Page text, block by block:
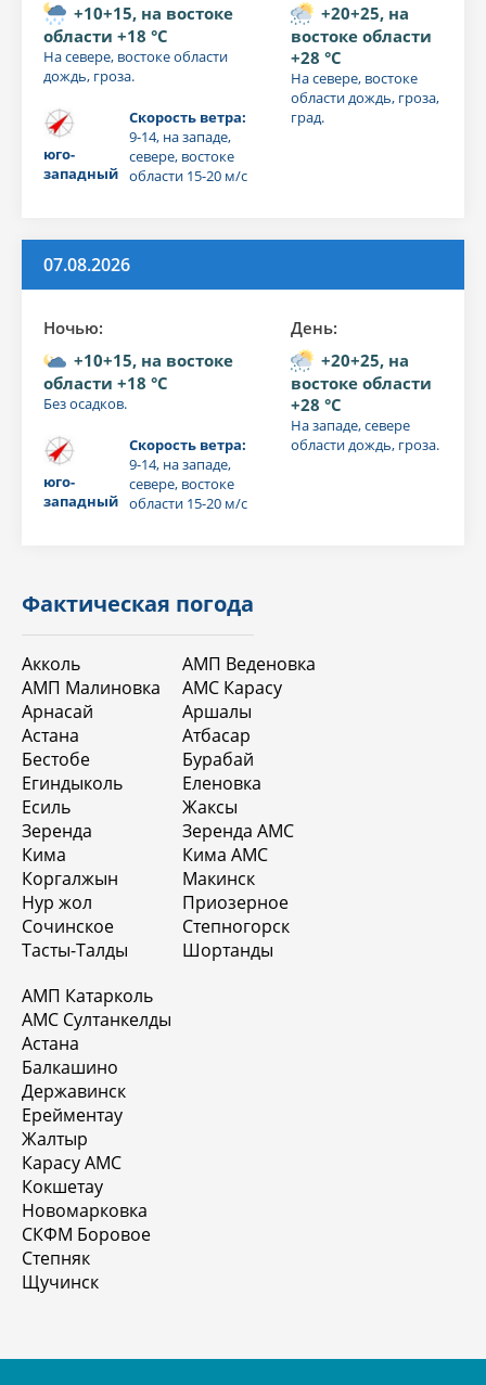
+10+15, на востоке
области +18 °C
На севере, востоке области
дождь, гроза.
юго-
западный
Скорость ветра:
9-14, на западе,
севере, востоке
области 15-20 м/с
+20+25, на
востоке области
+28 °C
На севере, востоке
области дождь, гроза,
град.
07.08.2026
Ночью:
+10+15, на востоке
области +18 °C
Без осадков.
юго-
западный
Скорость ветра:
9-14, на западе,
севере, востоке
области 15-20 м/с
День:
+20+25, на
востоке области
+28 °C
На западе, севере
области дождь, гроза.
Фактическая погода
Акколь
АМП Малиновка
Арнасай
Астана
Бестобе
Егиндыколь
Есиль
Зеренда
Кима
Коргалжын
Нур жол
Сочинское
Тасты-Талды
АМП Веденовка
АМС Карасу
Аршалы
Атбасар
Бурабай
Еленовка
Жаксы
Зеренда АМС
Кима АМС
Макинск
Приозерное
Степногорск
Шортанды
АМП Катарколь
АМС Султанкелды
Астана
Балкашино
Державинск
Ерейментау
Жалтыр
Карасу АМС
Кокшетау
Новомарковка
СКФМ Боровое
Степняк
Щучинск